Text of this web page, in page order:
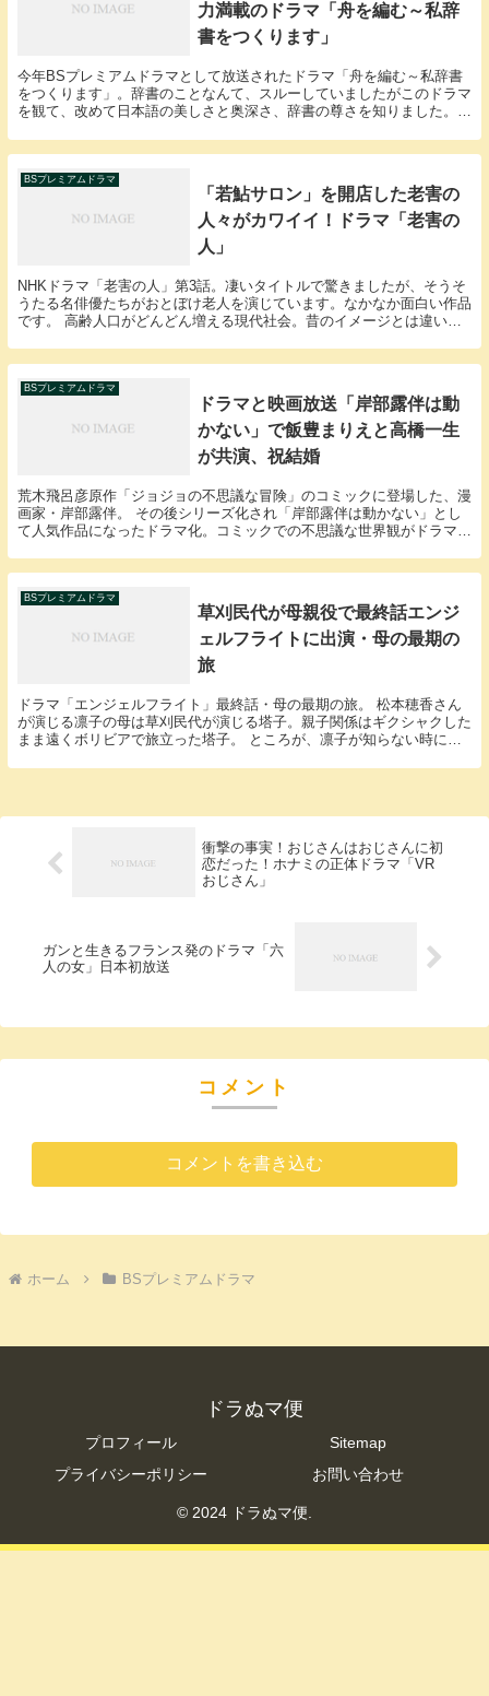
力満載のドラマ「舟を編む～私辞
書をつくります」
今年BSプレミアムドラマとして放送されたドラマ「舟を編む～私辞書
をつくります」。辞書のことなんて、スルーしていましたがこのドラマ
を観て、改めて日本語の美しさと奥深さ、辞書の尊さを知りました。
BSプレミアムドラマ
「若鮎サロン」を開店した老害の
人々がカワイイ！ドラマ「老害の
人」
NHKドラマ「老害の人」第3話。凄いタイトルで驚きましたが、そうそ
うたる名俳優たちがおとぼけ老人を演じています。なかなか面白い作品
です。 高齢人口がどんどん増える現代社会。昔のイメージとは違い、
BSプレミアムドラマ
ドラマと映画放送「岸部露伴は動
かない」で飯豊まりえと高橋一生
が共演、祝結婚
荒木飛呂彦原作「ジョジョの不思議な冒険」のコミックに登場した、漫
画家・岸部露伴。 その後シリーズ化され「岸部露伴は動かない」とし
て人気作品になったドラマ化。コミックでの不思議な世界観がドラマで
BSプレミアムドラマ
草刈民代が母親役で最終話エンジ
ェルフライトに出演・母の最期の
旅
ドラマ「エンジェルフライト」最終話・母の最期の旅。 松本穂香さん
が演じる凛子の母は草刈民代が演じる塔子。親子関係はギクシャクした
まま遠くボリビアで旅立った塔子。 ところが、凛子が知らない時に、
衝撃の事実！おじさんはおじさんに初
恋だった！ホナミの正体ドラマ「VR
おじさん」
ガンと生きるフランス発のドラマ「六
人の女」日本初放送
コメント
コメントを書き込む
ホーム BSプレミアムドラマ
ドラぬマ便
プロフィール
Sitemap
プライバシーポリシー
お問い合わせ
© 2024 ドラぬマ便.